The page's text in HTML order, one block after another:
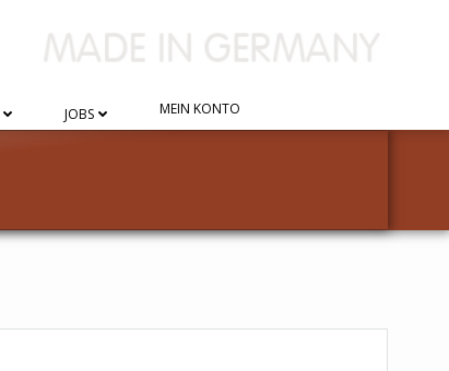
JOBS MEIN KONTO